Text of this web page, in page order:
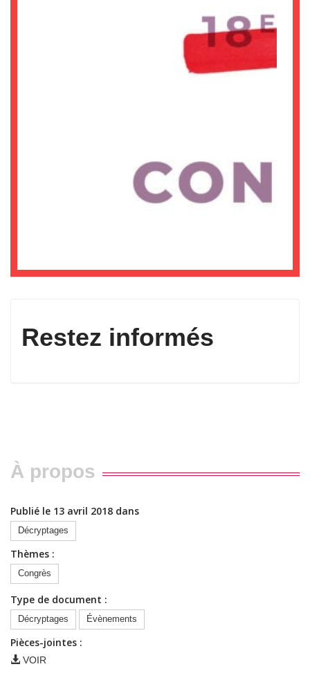
Restez informés
À propos
Publié le 13 avril 2018 dans
Décryptages
Thèmes :
Congrès
Type de document :
Décryptages Évènements
Pièces-jointes :
VOIR